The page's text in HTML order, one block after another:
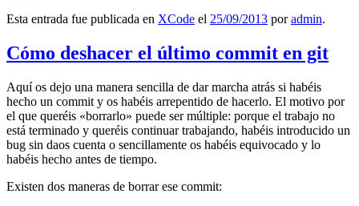
Esta entrada fue publicada en XCode el 25/09/2013 poradmin.
Cómo deshacer el último commit en git
Aquí os dejo una manera sencilla de dar marcha atrás si habéis
hecho un commit y os habéis arrepentido de hacerlo. El motivo por
el que queréis «borrarlo» puede ser múltiple: porque el trabajo no
está terminado y queréis continuar trabajando, habéis introducido un
bug sin daos cuenta o sencillamente os habéis equivocado y lo
habéis hecho antes de tiempo.
Existen dos maneras de borrar ese commit: